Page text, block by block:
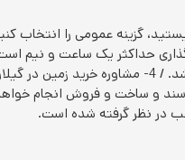
و سرمایه گذاری حداکثر یک ساعت و
پایان سال 1403 عضو کانال تلگرامی سرمایه گذاری جنت
در نظر گرفته شده است.